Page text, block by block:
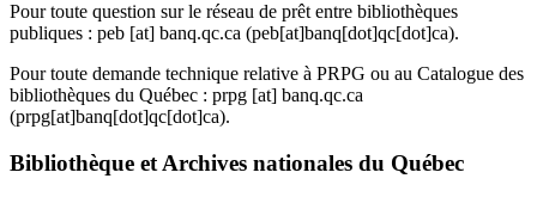
Pour toute question sur le réseau de prêt entre bibliothèques
publiques : peb [at] banq.qc.ca (peb[at]banq[dot]qc[dot]ca).
Pour toute demande technique relative à PRPG ou au Catalogue des
bibliothèques du Québec : prpg [at] banq.qc.ca
(prpg[at]banq[dot]qc[dot]ca).
Bibliothèque et Archives nationales du Québec